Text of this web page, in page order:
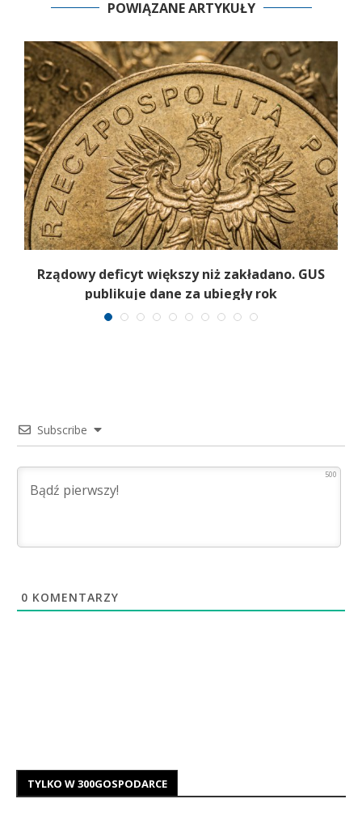
POWIĄZANE ARTYKUŁY
Rządowy deficyt większy niż zakładano. GUS
publikuje dane za ubiegły rok
Subscribe
500
0 KOMENTARZY
TYLKO W 300GOSPODARCE